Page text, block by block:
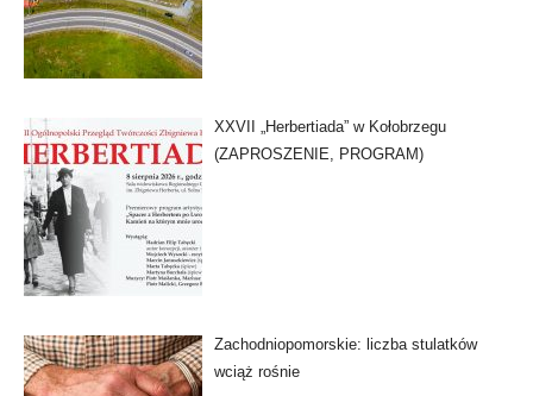
XXVII „Herbertiada” w Kołobrzegu
(ZAPROSZENIE, PROGRAM)
Zachodniopomorskie: liczba stulatków
wciąż rośnie